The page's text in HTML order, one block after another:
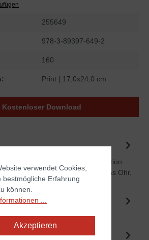
255649
978-3-89397-649-2
160
Print | 17,0x24,0 cm
Kostenloser Download
Mensch eine geniale Konstruktion
Sinnesorgane wie das Auge, das Ohr,
sind verfübar...Mehr
verwendet Cookies,
bestmögliche Erfahrung
können.
...
Akzeptieren